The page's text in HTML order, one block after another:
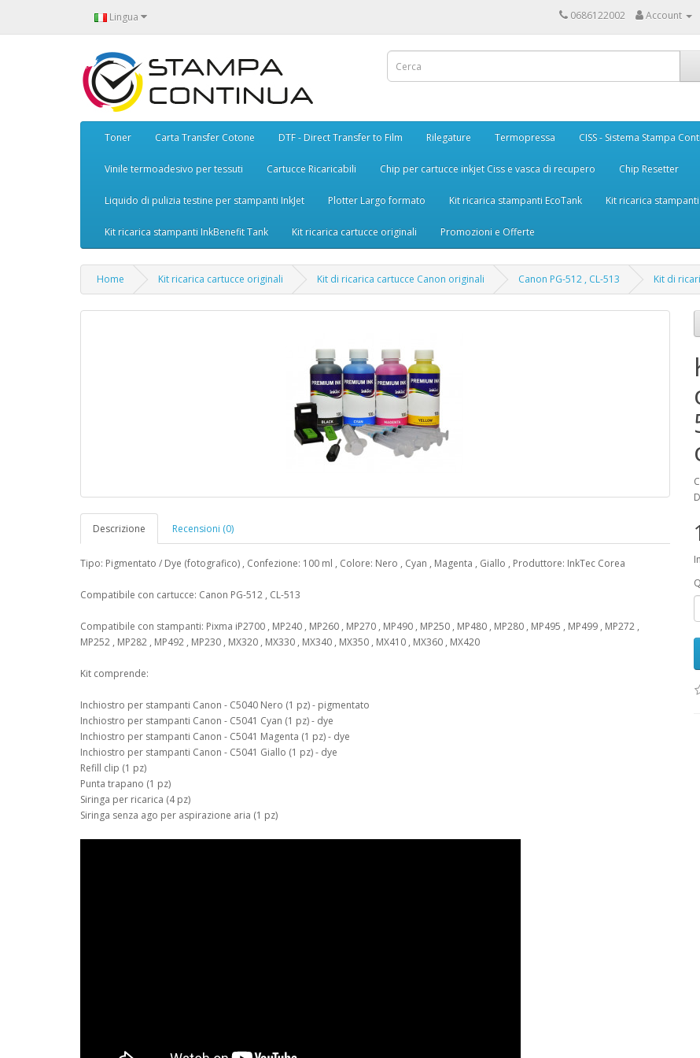
Lingua 0686122002 Account
Toner Carta Transfer Cotone DTF - Direct Transfer to Film Rilegature Termopressa CISS - Sistema Stampa
Vinile termoadesivo per tessuti Cartucce Ricaricabili Chip per cartucce inkjet Ciss e vasca di recupero Chip Resetter
Liquido di pulizia testine per stampanti InkJet Plotter Largo formato Kit ricarica stampanti EcoTank Kit ricarica
Kit ricarica stampanti InkBenefit Tank Kit ricarica cartucce originali Promozioni e Offerte
Home Kit ricarica cartucce originali Kit di ricarica cartucce Canon originali Canon PG-512 , CL-513 Kit di
Descrizione Recensioni (0)
Tipo: Pigmentato / Dye (fotografico) , Confezione: 100 ml , Colore: Nero , Cyan , Magenta , Giallo , Produttore: InkTec Corea
Compatibile con cartucce: Canon PG-512 , CL-513
Compatibile con stampanti: Pixma iP2700 , MP240 , MP260 , MP270 , MP490 , MP250 , MP480 , MP280 , MP495 , MP499 , MP272 ,
MP252 , MP282 , MP492 , MP230 , MX320 , MX330 , MX340 , MX350 , MX410 , MX360 , MX420
Kit comprende:
Inchiostro per stampanti Canon - C5040 Nero (1 pz) - pigmentato
Inchiostro per stampanti Canon - C5041 Cyan (1 pz) - dye
Inchiostro per stampanti Canon - C5041 Magenta (1 pz) - dye
Inchiostro per stampanti Canon - C5041 Giallo (1 pz) - dye
Refill clip (1 pz)
Punta trapano (1 pz)
Siringa per ricarica (4 pz)
Siringa senza ago per aspirazione aria (1 pz)